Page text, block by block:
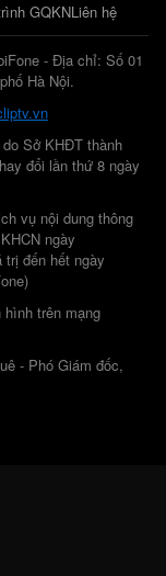
GQKNLiên hệ
- Địa chỉ: Số 01
Hà Nội.
Sở KHĐT thành
đổi lần thứ 8 ngày
vụ nội dung thông
ngày
trị đến hết ngày
hình trên mạng
- Phó Giám đốc,